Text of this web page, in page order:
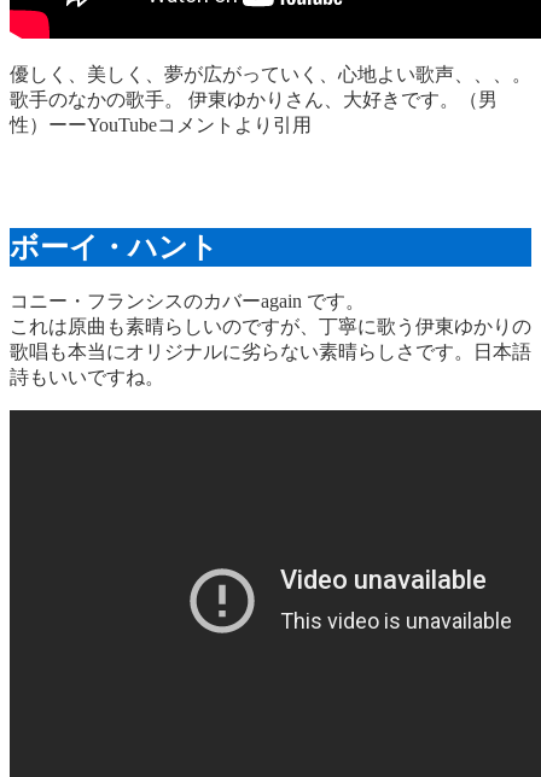
優しく、美しく、夢が広がっていく、心地よい歌声、、、。
歌手のなかの歌手。 伊東ゆかりさん、大好きです。（男
性）ーーYouTubeコメントより引用
ボーイ・ハント
コニー・フランシスのカバーagain です。
これは原曲も素晴らしいのですが、丁寧に歌う伊東ゆかりの
歌唱も本当にオリジナルに劣らない素晴らしさです。日本語
詩もいいですね。